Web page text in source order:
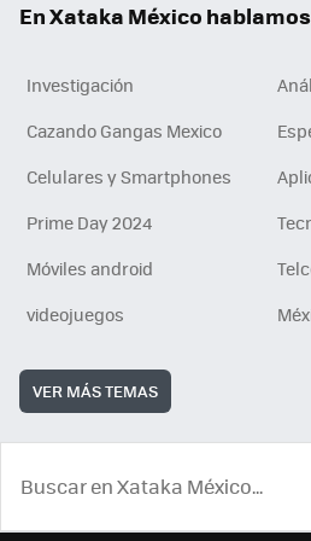
En Xataka México
Investigación
Cazando Gangas Mexico
Celulares y Smartphones
Prime Day 2024
Móviles android
videojuegos
VER MÁS TEMAS